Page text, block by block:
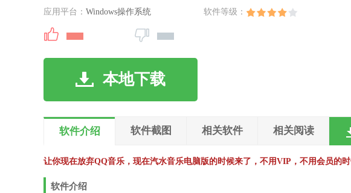
应用平台： Windows操作系统 软件等级：
本地下载
软件介绍 软件截图 相关软件 相关阅读
让你现在放弃QQ音乐，现在汽水音乐电脑版的时候来了，不用VIP，不用会员的时
软件介绍